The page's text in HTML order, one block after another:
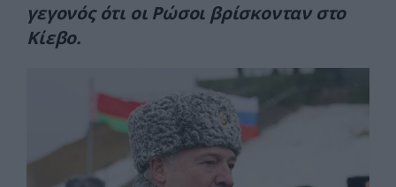
γεγονός ότι οι Ρώσοι βρίσκονταν στο
Κίεβο.